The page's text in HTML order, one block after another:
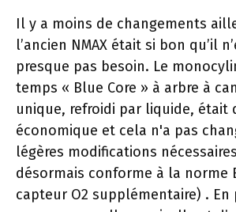
Il y a moins de changements
l’ancien NMAX était si bon qu’il
presque pas besoin. Le
temps « Blue Core » à arbre à
unique, refroidi par liquide, était
économique et cela n'a pas
légères modifications
désormais conforme à la norme
capteur O2 supplémentaire) .